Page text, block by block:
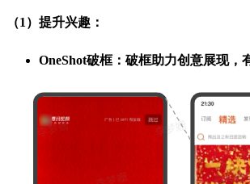
（1）提升兴趣：
OneShot破框：破框助力创意展现，